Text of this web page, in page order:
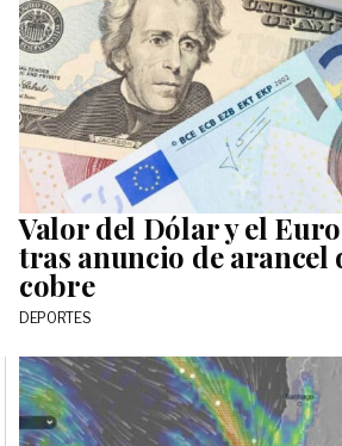
Valor del Dólar y el
tras anuncio de arancel
cobre
DEPORTES